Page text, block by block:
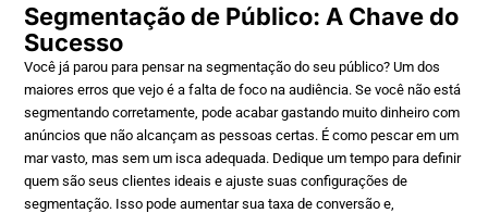
Segmentação de Público: A Chave do
Sucesso
Você já parou para pensar na segmentação do seu público? Um dos
maiores erros que vejo é a falta de foco na audiência. Se você não está
segmentando corretamente, pode acabar gastando muito dinheiro com
anúncios que não alcançam as pessoas certas. É como pescar em um
mar vasto, mas sem um isca adequada. Dedique um tempo para definir
quem são seus clientes ideais e ajuste suas configurações de
segmentação. Isso pode aumentar sua taxa de conversão e,